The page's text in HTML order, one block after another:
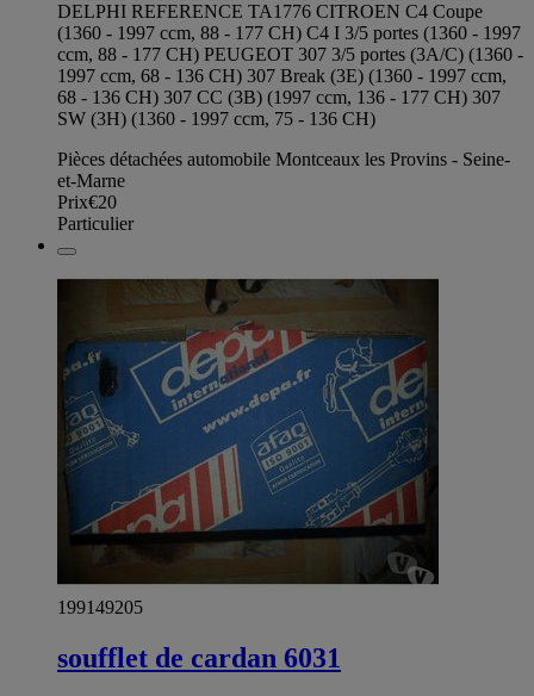
DELPHI REFERENCE TA1776 CITROEN C4 Coupe
(1360 - 1997 ccm, 88 - 177 CH) C4 I 3/5 portes (1360 - 1997
ccm, 88 - 177 CH) PEUGEOT 307 3/5 portes (3A/C) (1360 -
1997 ccm, 68 - 136 CH) 307 Break (3E) (1360 - 1997 ccm,
68 - 136 CH) 307 CC (3B) (1997 ccm, 136 - 177 CH) 307
SW (3H) (1360 - 1997 ccm, 75 - 136 CH)
Pièces détachées automobile Montceaux les Provins - Seine-
et-Marne
Prix€20
Particulier
199149205
soufflet de cardan 6031